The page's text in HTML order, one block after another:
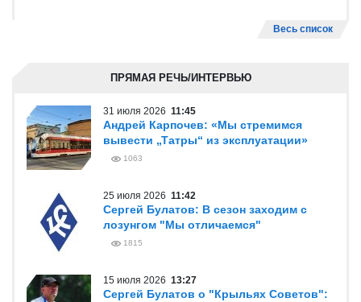
Весь список
ПРЯМАЯ РЕЧЬ/ИНТЕРВЬЮ
31 июля 2026 11:45
Андрей Карпочев: «Мы стремимся
вывести „Татры“ из эксплуатации»
1063
25 июля 2026 11:42
Сергей Булатов: В сезон заходим с
лозунгом "Мы отличаемся"
1815
15 июля 2026 13:27
Сергей Булатов о "Крыльях Советов":